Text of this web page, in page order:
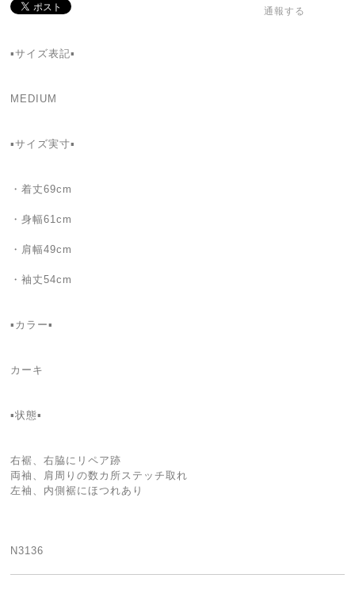
通報する
▪️サイズ表記▪️
MEDIUM
▪️サイズ実寸▪️
・着丈69cm
・身幅61cm
・肩幅49cm
・袖丈54cm
▪️カラー▪️
カーキ
▪️状態▪️
右裾、右脇にリペア跡
両袖、肩周りの数カ所ステッチ取れ
左袖、内側裾にほつれあり
N3136